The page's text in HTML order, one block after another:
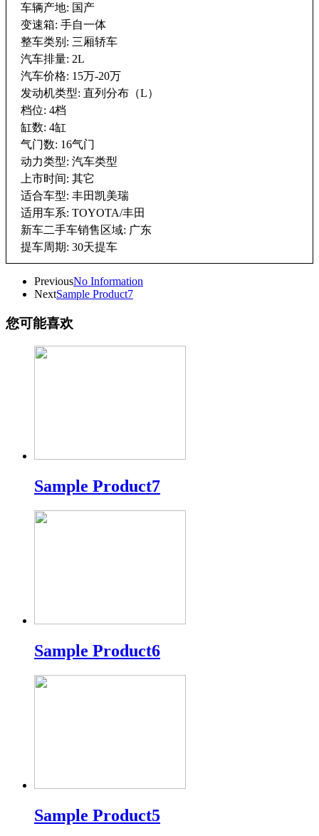
车辆产地: 国产
变速箱: 手自一体
整车类别: 三厢轿车
汽车排量: 2L
汽车价格: 15万-20万
发动机类型: 直列分布（L）
档位: 4档
缸数: 4缸
气门数: 16气门
动力类型: 汽车类型
上市时间: 其它
适合车型: 丰田凯美瑞
适用车系: TOYOTA/丰田
新车二手车销售区域: 广东
提车周期: 30天提车
PreviousNo Information
NextSample Product7
您可能喜欢
Sample Product7
Sample Product6
Sample Product5